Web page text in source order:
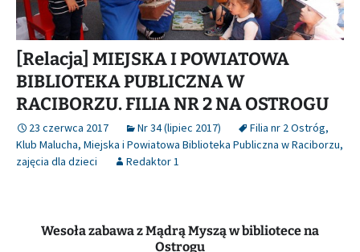
[Relacja] MIEJSKA I POWIATOWA
BIBLIOTEKA PUBLICZNA W
RACIBORZU. FILIA NR 2 NA OSTROGU
23 czerwca 2017 Nr 34 (lipiec 2017) Filia nr 2 Ostróg,
Klub Malucha, Miejska i Powiatowa Biblioteka Publiczna w Raciborzu,
zajęcia dla dzieci
Redaktor 1
Wesoła zabawa z Mądrą Myszą w bibliotece na
Ostrogu